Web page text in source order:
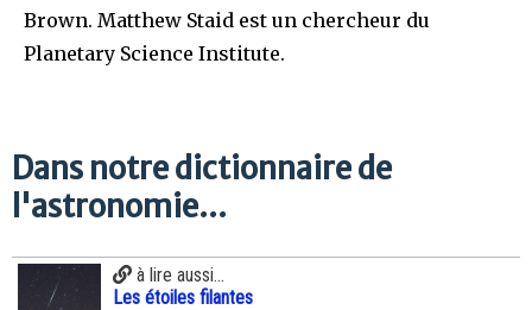
Brown. Matthew Staid est un chercheur du
Planetary Science Institute.
Dans notre dictionnaire de
l'astronomie...
à lire aussi...
Les étoiles filantes